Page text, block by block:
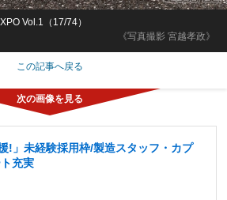
《写真撮影 宮越孝政》
Vol.1（17/74）
この記事へ戻る
!」未経験採用枠/製造スタッフ・カプ
充実